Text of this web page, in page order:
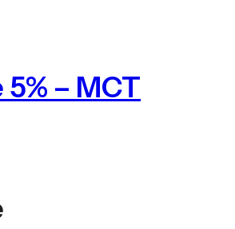
– MCT